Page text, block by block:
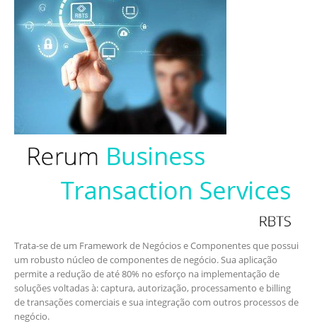
Trata-se de um Framework de Negócios e Componentes que possui
um robusto núcleo de componentes de negócio. Sua aplicação
permite a redução de até 80% no esforço na implementação de
soluções voltadas à: captura, autorização, processamento e billing
de transações comerciais e sua integração com outros processos de
negócio.